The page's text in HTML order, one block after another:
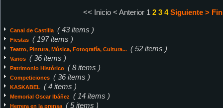
<< Inicio < Anterior 1 2 3 4 Siguiente >
Canal de Castilla ( 43 items )
Fiestas ( 197 items )
Teatro, Pintura, Música, Fotografía, Cultura... ( 52 items )
Varios ( 36 items )
Patrimonio Histórico ( 8 items )
Competiciones ( 36 items )
KASKABEL ( 4 items )
Memorial Oscar Ibáñez ( 14 items )
Herrera en la prensa ( 5 items )